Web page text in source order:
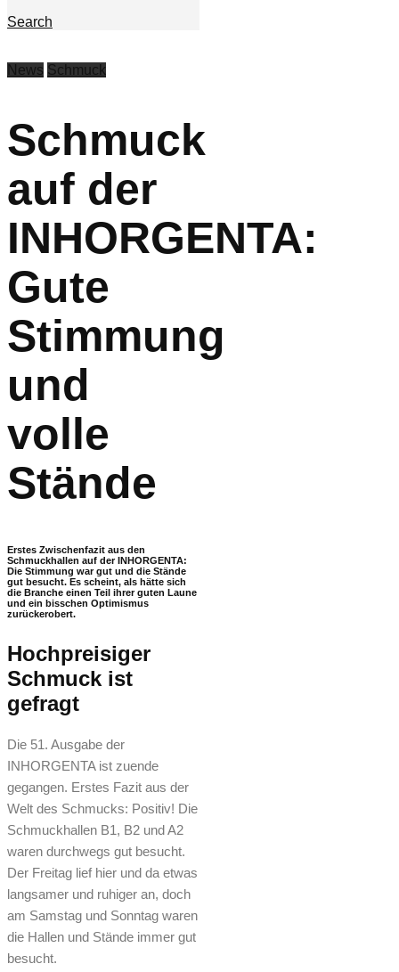
Search
News Schmuck
Schmuck
auf der
INHORGENTA:
Gute
Stimmung
und
volle
Stände
Erstes Zwischenfazit aus den
Schmuckhallen auf der INHORGENTA:
Die Stimmung war gut und die Stände
gut besucht. Es scheint, als hätte sich
die Branche einen Teil ihrer guten Laune
und ein bisschen Optimismus
zurückerobert.
Hochpreisiger
Schmuck ist
gefragt
Die 51. Ausgabe der
INHORGENTA ist zuende
gegangen. Erstes Fazit aus der
Welt des Schmucks: Positiv! Die
Schmuckhallen B1, B2 und A2
waren durchwegs gut besucht.
Der Freitag lief hier und da etwas
langsamer und ruhiger an, doch
am Samstag und Sonntag waren
die Hallen und Stände immer gut
besucht.